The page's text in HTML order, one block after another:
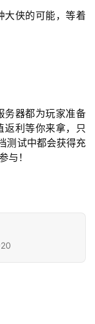
侠的可能，等着
器都为玩家准备
返利等你来拿，只
测试中都会获得充
与！